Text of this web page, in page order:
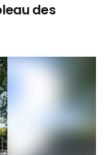
des